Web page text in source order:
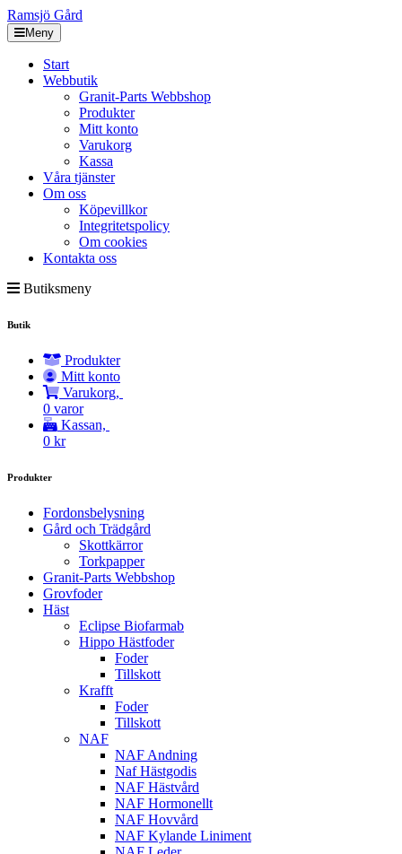
Ramsjö Gård
Meny
Start
Webbutik
Granit-Parts Webbshop
Produkter
Mitt konto
Varukorg
Kassa
Våra tjänster
Om oss
Köpevillkor
Integritetspolicy
Om cookies
Kontakta oss
Butiksmeny
Butik
Produkter
Mitt konto
Varukorg,
0 varor
Kassan,
0 kr
Produkter
Fordonsbelysning
Gård och Trädgård
Skottkärror
Torkpapper
Granit-Parts Webbshop
Grovfoder
Häst
Eclipse Biofarmab
Hippo Hästfoder
Foder
Tillskott
Krafft
Foder
Tillskott
NAF
NAF Andning
Naf Hästgodis
NAF Hästvård
NAF Hormonellt
NAF Hovvård
NAF Kylande Liniment